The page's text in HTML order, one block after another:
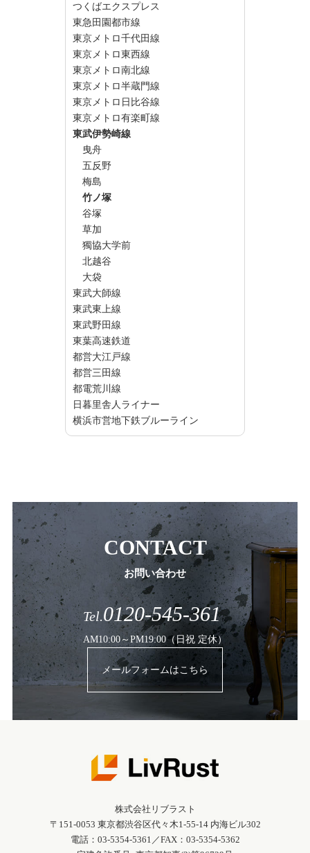
つくばエクスプレス
東急田園都市線
東京メトロ千代田線
東京メトロ東西線
東京メトロ南北線
東京メトロ半蔵門線
東京メトロ日比谷線
東京メトロ有楽町線
東武伊勢崎線
曳舟
五反野
梅島
竹ノ塚
谷塚
草加
獨協大学前
北越谷
大袋
東武大師線
東武東上線
東武野田線
東葉高速鉄道
都営大江戸線
都営三田線
都電荒川線
日暮里舎人ライナー
横浜市営地下鉄ブルーライン
CONTACT
お問い合わせ
Tel.0120-545-361
AM10:00～PM19:00（日祝 定休）
メールフォームはこちら
株式会社リブラスト
〒151-0053 東京都渋谷区代々木1-55-14 内海ビル302
電話：03-5354-5361／FAX：03-5354-5362